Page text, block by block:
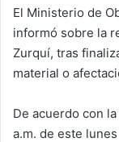
El Ministerio de
informó sobre la
Zurquí, tras
material o
De acuerdo con
a.m. de este